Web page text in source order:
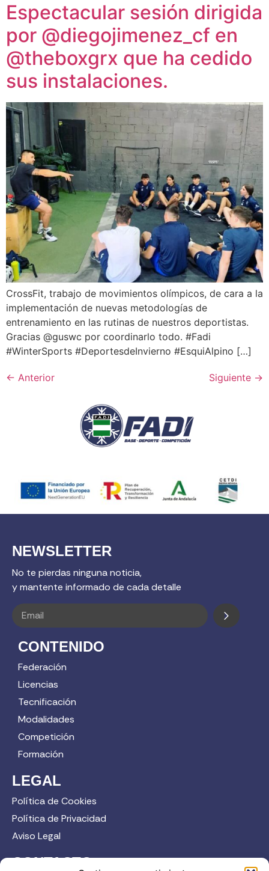
Espectacular sesión dirigida
por @diegojimenez_cf en
@theboxgrx que ha cedido
sus instalaciones.
CrossFit, trabajo de movimientos olímpicos, de cara a la
implementación de nuevas metodologías de
entrenamiento en las rutinas de nuestros deportistas.
Gracias @guswc por coordinarlo todo. #Fadi
#WinterSports #DeportesdeInvierno #EsquiAlpino […]
← Anterior Siguiente →
NEWSLETTER
No te pierdas ninguna noticia,
y mantente informado de cada detalle
CONTENIDO
Federación
Licencias
Tecnificación
Modalidades
Competición
Formación
LEGAL
Política de Cookies
Política de Privacidad
Aviso Legal
CONTACTO